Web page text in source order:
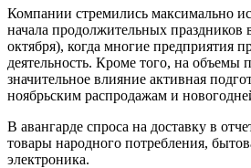
Компании стремились максимально
начала продолжительных праздников
октября), когда многие предприятия
деятельность. Кроме того, на объемы
значительное влияние активная
ноябрьским распродажам и
В авангарде спроса на доставку в
товары народного потребления,
электроника.